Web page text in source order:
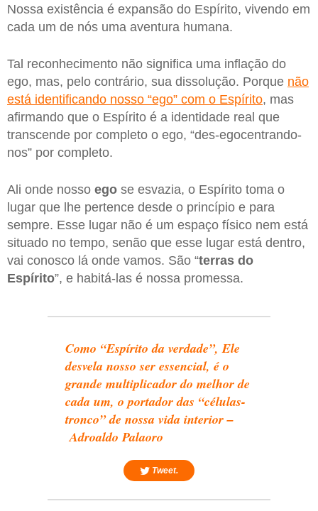
Nossa existência é expansão do Espírito, vivendo em
cada um de nós uma aventura humana.
Tal reconhecimento não significa uma inflação do
ego, mas, pelo contrário, sua dissolução. Porque não
está identificando nosso “ego” com o Espírito, mas
afirmando que o Espírito é a identidade real que
transcende por completo o ego, “des-egocentrando-
nos” por completo.
Ali onde nosso ego se esvazia, o Espírito toma o
lugar que lhe pertence desde o princípio e para
sempre. Esse lugar não é um espaço físico nem está
situado no tempo, senão que esse lugar está dentro,
vai conosco lá onde vamos. São “terras do
Espírito”, e habitá-las é nossa promessa.
Como “Espírito da verdade”, Ele
desvela nosso ser essencial, é o
grande multiplicador do melhor de
cada um, o portador das “células-
tronco” de nossa vida interior –
Adroaldo Palaoro
Tweet.